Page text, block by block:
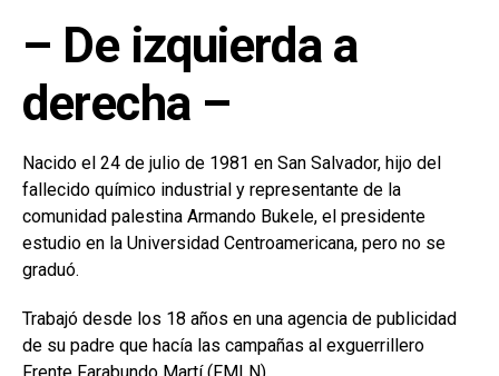
– De izquierda a
derecha –
Nacido el 24 de julio de 1981 en San Salvador, hijo del
fallecido químico industrial y representante de la
comunidad palestina Armando Bukele, el presidente
estudio en la Universidad Centroamericana, pero no se
graduó.
Trabajó desde los 18 años en una agencia de publicidad
de su padre que hacía las campañas al exguerrillero